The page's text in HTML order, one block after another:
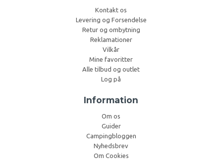
Kontakt os
Levering og Forsendelse
Retur og ombytning
Reklamationer
Vilkår
Mine favoritter
Alle tilbud og outlet
Log på
Information
Om os
Guider
Campingbloggen
Nyhedsbrev
Om Cookies